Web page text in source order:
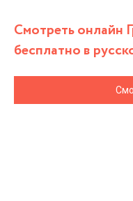
смысл. Но малышка
жизнью и смертью.
операция, которую
время.
Смотреть онлайн
бесплатно в